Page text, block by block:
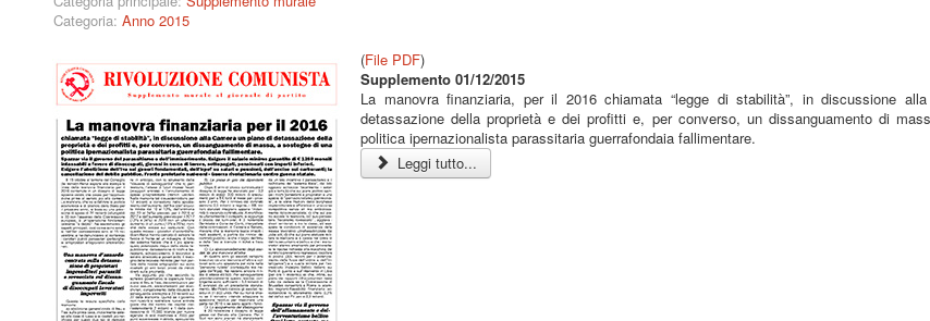
Categoria: Anno 2015
(File PDF)
Supplemento 01/12/2015
La manovra finanziaria, per il 2016 chiamata “legge di stabilità”, in discussione
detassazione della proprietà e dei profitti e, per converso, un dissanguamento di
politica ipernazionalista parassitaria guerrafondaia fallimentare.
Leggi tutto...